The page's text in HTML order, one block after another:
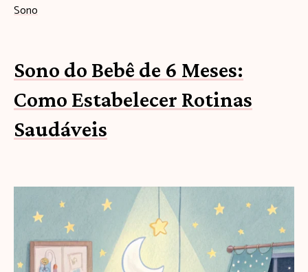
Sono
Sono do Bebê de 6 Meses:
Como Estabelecer Rotinas
Saudáveis